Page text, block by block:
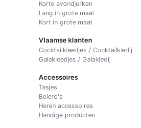
Korte avondjurken
Lang in grote maat
Kort in grote maat
Vlaamse klanten
Cocktailkleedjes / Cocktailkledij
Galakleedjes / Galakledij
Accessoires
Tasjes
Bolero's
Heren accessoires
Handige producten